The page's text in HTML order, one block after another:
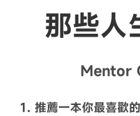
那些人
Mentor
推薦一本你最喜歡的